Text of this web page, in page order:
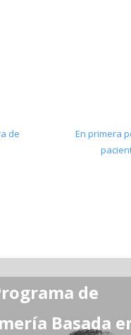
de
En primera
de
Basada